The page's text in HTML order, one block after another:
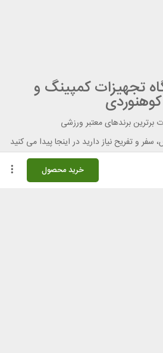
خرید محصول
تجهیزات کمپینگ و
کوهنوردی
برترین برندهای معتبر ورزشی
و تفریح نیاز دارید در اینجا پیدا می کنید